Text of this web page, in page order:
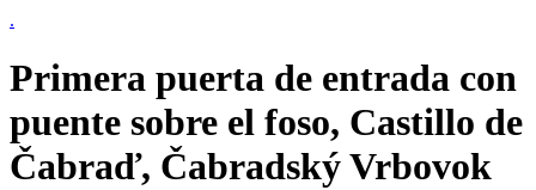
.
Primera puerta de entrada con
puente sobre el foso, Castillo de
Čabraď, Čabradský Vrbovok